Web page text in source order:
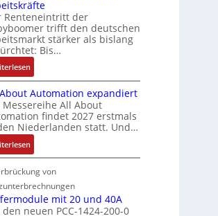
m
e
,
g
e
p
ä
g
t
d
u
r
d
e
m
e
r
e
r
z
u
m
V
o
r
s
t
a
d
d
e
g
e
b
n
i
s
s
e
b
e
s
t
ä
t
i
g
-
u
n
d
M
a
r
k
e
t
n
e
i
b
r
a
u
c
h
t
S
t
r
u
k
u
r
Renteneintritt der
trifft den deutschen
stärker als bislang
Bis…
:
B
i
s
2
0
3
6
f
e
h
l
Automation expandiert
Messereihe All About
findet 2027 erstmals
Niederlanden statt. Und…
:
A
l
l
A
b
von
mit 20 und 40A
neuen PCC-1424-200-0